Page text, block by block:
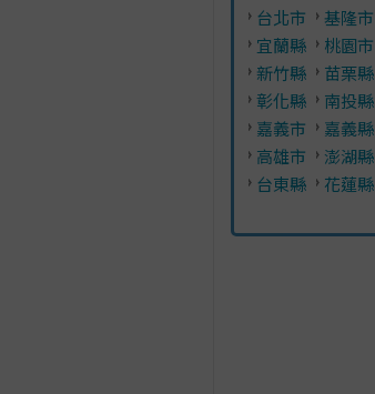
台北市 基隆市
宜蘭縣
桃園市
新竹縣
苗栗縣
彰化縣
南投縣
嘉義市
嘉義縣
高雄市
澎湖縣
台東縣
花蓮縣